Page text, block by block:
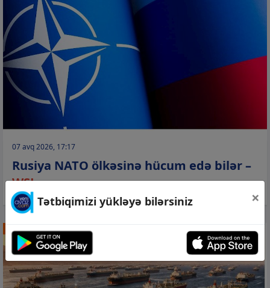
07 avq 2026, 17:17
Rusiya NATO ölkəsinə hücum edə bilər –
WSJ
DÜNYA
Tətbiqimizi yükləyə bilərsiniz ×